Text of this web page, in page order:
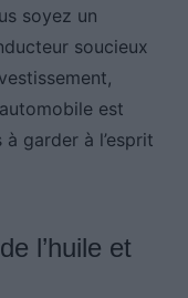
soyez un
soucieux
est
garder à l’esprit
l’huile et